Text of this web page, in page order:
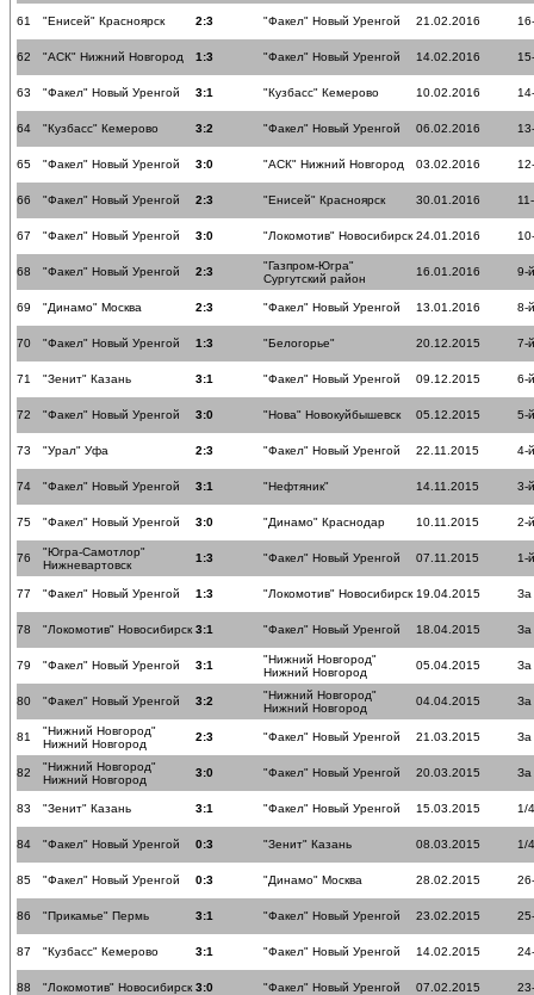
61 "Енисей" Красноярск 2:3 "Факел" Новый Уренгой 21.02.2016
62 "АСК" Нижний Новгород 1:3 "Факел" Новый Уренгой 14.02.2016
63 "Факел" Новый Уренгой 3:1 "Кузбасс" Кемерово 10.02.2016
64 "Кузбасс" Кемерово 3:2 "Факел" Новый Уренгой 06.02.2016
65 "Факел" Новый Уренгой 3:0 "АСК" Нижний Новгород 03.02.2016
66 "Факел" Новый Уренгой 2:3 "Енисей" Красноярск 30.01.2016
67 "Факел" Новый Уренгой 3:0 "Локомотив" Новосибирск 24.01.2016
68 "Факел" Новый Уренгой 2:3
"Газпром-Югра"
Сургутский район
16.01.2016 9-
69 "Динамо" Москва 2:3 "Факел" Новый Уренгой 13.01.2016 8-
70 "Факел" Новый Уренгой 1:3 "Белогорье" 20.12.2015 7-
71 "Зенит" Казань 3:1 "Факел" Новый Уренгой 09.12.2015 6-
72 "Факел" Новый Уренгой 3:0 "Нова" Новокуйбышевск 05.12.2015 5-
73 "Урал" Уфа 2:3 "Факел" Новый Уренгой 22.11.2015 4-
74 "Факел" Новый Уренгой 3:1 "Нефтяник" 14.11.2015 3-
75 "Факел" Новый Уренгой 3:0 "Динамо" Краснодар 10.11.2015 2-
76
"Югра-Самотлор"
Нижневартовск
1:3 "Факел" Новый Уренгой 07.11.2015 1-
77 "Факел" Новый Уренгой 1:3 "Локомотив" Новосибирск 19.04.2015 За
78 "Локомотив" Новосибирск 3:1 "Факел" Новый Уренгой 18.04.2015 За
79 "Факел" Новый Уренгой 3:1
"Нижний Новгород"
Нижний Новгород
05.04.2015 За
80 "Факел" Новый Уренгой 3:2
"Нижний Новгород"
Нижний Новгород
04.04.2015 За
81
"Нижний Новгород"
Нижний Новгород
2:3 "Факел" Новый Уренгой 21.03.2015 За
82
"Нижний Новгород"
Нижний Новгород
3:0 "Факел" Новый Уренгой 20.03.2015 За
83 "Зенит" Казань 3:1 "Факел" Новый Уренгой 15.03.2015 1/
84 "Факел" Новый Уренгой 0:3 "Зенит" Казань 08.03.2015 1/
85 "Факел" Новый Уренгой 0:3 "Динамо" Москва 28.02.2015
86 "Прикамье" Пермь 3:1 "Факел" Новый Уренгой 23.02.2015
87 "Кузбасс" Кемерово 3:1 "Факел" Новый Уренгой 14.02.2015
88 "Локомотив" Новосибирск 3:0 "Факел" Новый Уренгой 07.02.2015